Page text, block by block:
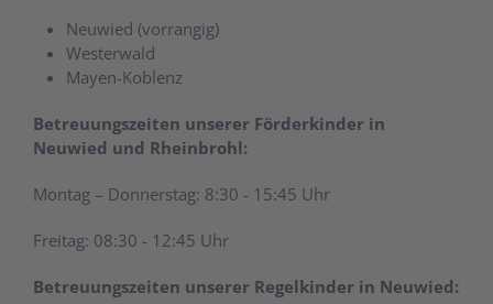
Neuwied (vorrangig)
Westerwald
Mayen-Koblenz
Betreuungszeiten unserer Förderkinder in
Neuwied und Rheinbrohl:
Montag – Donnerstag: 8:30 - 15:45 Uhr
Freitag: 08:30 - 12:45 Uhr
Betreuungszeiten unserer Regelkinder in Neuwied: